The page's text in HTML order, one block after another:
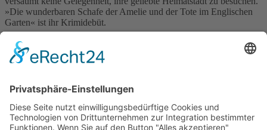
»Die wunderbaren Schafe der Amelie und der Tote im Englischen
Garten« ist ihr Krimidebüt.
Christine Rechl im Gmeiner Verlag
Die wunderbaren Schafe der Amelie und der Tote
im...